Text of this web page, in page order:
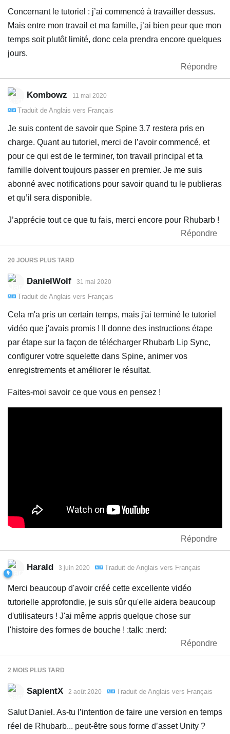
Concernant le tutoriel : j’ai commencé à travailler dessus.
Mais entre mon travail et ma famille, j’ai bien peur que mon
temps soit plutôt limité, donc cela prendra encore quelques
jours.
Répondre
Kombowz 11 mai 2020
Traduit de Anglais vers Français
Je suis content de savoir que Spine 3.7 restera pris en
charge. Quant au tutoriel, merci de l’avoir commencé, et
pour ce qui est de le terminer, ton travail principal et ta
famille doivent toujours passer en premier. Je me suis
abonné avec notifications pour savoir quand tu le publieras
et qu’il sera disponible.
J’apprécie tout ce que tu fais, merci encore pour Rhubarb !
Répondre
20 JOURS PLUS TARD
DanielWolf 31 mai 2020
Traduit de Anglais vers Français
Cela m'a pris un certain temps, mais j'ai terminé le tutoriel
vidéo que j'avais promis ! Il donne des instructions étape
par étape sur la façon de télécharger Rhubarb Lip Sync,
configurer votre squelette dans Spine, animer vos
enregistrements et améliorer le résultat.
Faites-moi savoir ce que vous en pensez !
Répondre
Harald 3 juin 2020 Traduit de Anglais vers Français
Merci beaucoup d'avoir créé cette excellente vidéo
tutorielle approfondie, je suis sûr qu'elle aidera beaucoup
d'utilisateurs ! J'ai même appris quelque chose sur
l'histoire des formes de bouche ! :talk: :nerd:
Répondre
2 MOIS PLUS TARD
SapientX 2 août 2020 Traduit de Anglais vers Français
Salut Daniel. As-tu l’intention de faire une version en temps
réel de Rhubarb... peut-être sous forme d’asset Unity ?